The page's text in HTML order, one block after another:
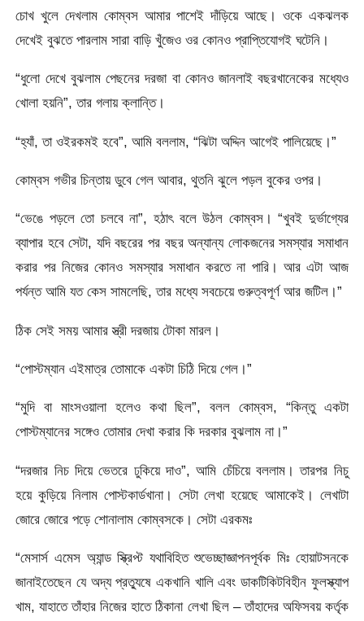
চোখ খুলে দেখলাম কোম্বস আমার পাশেই দাঁড়িয়ে আছে। ওকে একঝলক
দেখেই বুঝতে পারলাম সারা বাড়ি খুঁজেও ওর কোনও প্রাপ্তিযোগই ঘটেনি।
“ধুলো দেখে বুঝলাম পেছনের দরজা বা কোনও জানলাই বছরখানেকের মধ্যেও
খোলা হয়নি”, তার গলায় ক্লান্তি।
“হ্যাঁ, তা ওইরকমই হবে”, আমি বললাম, “ঝিটা অদ্দিন আগেই পালিয়েছে।”
কোম্বস গভীর চিন্তায় ডুবে গেল আবার, থুতনি ঝুলে পড়ল বুকের ওপর।
“ভেঙে পড়লে তো চলবে না”, হঠাৎ বলে উঠল কোম্বস। “খুবই দুর্ভাগ্যের
ব্যাপার হবে সেটা, যদি বছরের পর বছর অন্যান্য লোকজনের সমস্যার সমাধান
করার পর নিজের কোনও সমস্যার সমাধান করতে না পারি। আর এটা আজ
পর্যন্ত আমি যত কেস সামলেছি, তার মধ্যে সবচেয়ে গুরুত্বপূর্ণ আর জটিল।”
ঠিক সেই সময় আমার স্ত্রী দরজায় টোকা মারল।
“পোস্টম্যান এইমাত্র তোমাকে একটা চিঠি দিয়ে গেল।”
“মুদি বা মাংসওয়ালা হলেও কথা ছিল”, বলল কোম্বস, “কিন্তু একটা
পোস্টম্যানের সঙ্গেও তোমার দেখা করার কি দরকার বুঝলাম না।”
“দরজার নিচ দিয়ে ভেতরে ঢুকিয়ে দাও”, আমি চেঁচিয়ে বললাম। তারপর নিচু
হয়ে কুড়িয়ে নিলাম পোস্টকার্ডখানা। সেটা লেখা হয়েছে আমাকেই। লেখাটা
জোরে জোরে পড়ে শোনালাম কোম্বসকে। সেটা এরকমঃ
“মেসার্স এমেস অ্যান্ড স্ক্রিপ্ট যথাবিহিত শুভেচ্ছাজ্ঞাপনপূর্বক মিঃ হোয়াটসনকে
জানাইতেছেন যে অদ্য প্রত্যুষে একখানি খালি এবং ডাকটিকিটবিহীন ফুলস্ক্যাপ
খাম, যাহাতে তাঁহার নিজের হাতে ঠিকানা লেখা ছিল – তাঁহাদের অফিসবয় কর্তৃক